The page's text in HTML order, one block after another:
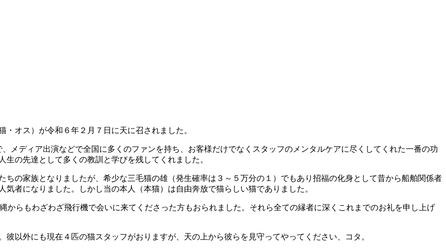
オス）が令和６年２月７日に天に召されました。
メディア出演などで全国に多くのファンを持ち、お客様だけでなくスタッフのメンタルケアに尽くしてくれた一番の功
の先達として多くの教訓と学びを残してくれました。
の家族となりましたが、希少な三毛猫の雄（発生確率は３～５万分の１）でもあり招福の化身として昔から船舶関係者
者になりました。しかし当の本人（本猫）は自由奔放で猫らしい猫でありました。
らもわざわざ飛行機で会いに来てくださった方もおられました。それら全ての縁者に深くこれまでのお礼を申し上げ
以外にも現在４匹の猫スタッフがおりますが、天の上から彼らを見守ってやってください、コタ。